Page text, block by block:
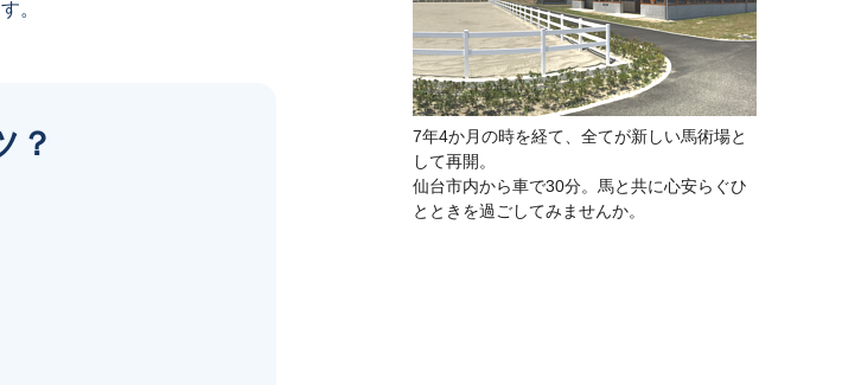
。
？
7年4か月の時を経て、全てが新しい馬術場と
して再開。
仙台市内から車で30分。馬と共に心安らぐひ
とときを過ごしてみませんか。